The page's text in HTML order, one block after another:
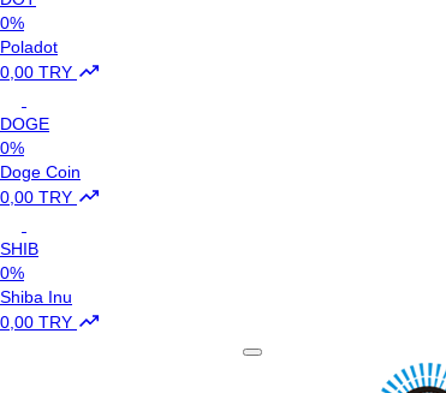
0%
Poladot
0,00 TRY
DOGE
0%
Doge Coin
0,00 TRY
SHIB
0%
Shiba Inu
0,00 TRY